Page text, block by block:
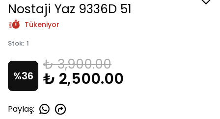
Nostaji Yaz 9336D 51
Tükeniyor
Stok: 1
%36
₺ 3,900.00
₺ 2,500.00
Paylaş: